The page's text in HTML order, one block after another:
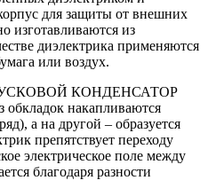
для защиты от внешних
изготавливаются из
диэлектрика применяются
или воздух.
ПУСКОВОЙ КОНДЕНСАТОР
накапливаются
а на другой – образуется
препятствует переходу
электрическое поле между
благодаря разности